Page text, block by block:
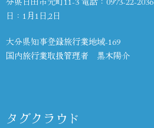
日：1月1日,2日
大分県知事登録旅行業地域-169
国内旅行業取扱管理者 黒木陽介
タグクラウド